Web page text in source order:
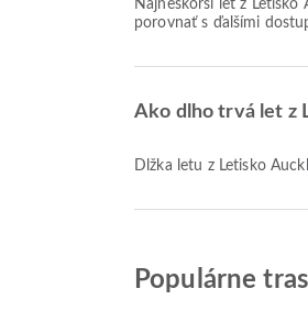
Najneskorší let z Letisko Auckland do George Bush Intercontinental Airport so spoločnosťou Air New Zealand odlieta o 19:50. Tento letový poriadok si môžete pozrieť a
porovnať s ďalšími
Ako dlho trvá let z
Dĺžka letu z Letisko
Populárne